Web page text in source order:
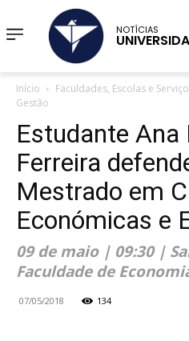
NOTÍCIAS
Início Faculdades, Escolas e
Gestão
Estudante Ana
Ferreira
Mestrado em
Económicas e
09 de maio | 09:30 |
Faculdade de
07/05/2018 134